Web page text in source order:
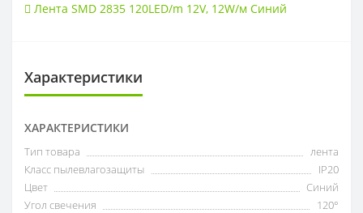
Лента SMD 2835 120LED/m 12V, 12W/м Синий
Характеристики
ХАРАКТЕРИСТИКИ
Тип товара
лента
Класс пылевлагозащиты
IP20
Цвет
Синий
Угол свечения
120°